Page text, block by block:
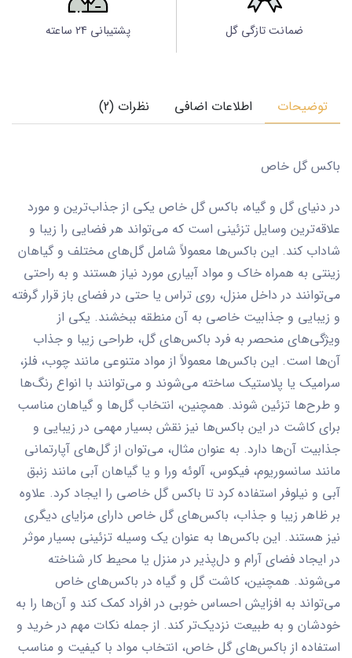
ضمانت تازگی گل پشتیبانی 24 ساعته
توضیحات اطلاعات اضافی نظرات (2)
باکس گل خاص
در دنیای گل و گیاه، باکس گل خاص یکی از جذاب‌ترین و مورد
علاقه‌ترین وسایل تزئینی است که می‌تواند هر فضایی را زیبا و
شاداب کند. این باکس‌ها معمولاً شامل گل‌های مختلف و گیاهان
زینتی به همراه خاک و مواد آبیاری مورد نیاز هستند و به راحتی
می‌توانند در داخل منزل، روی تراس یا حتی در فضای باز قرار گرفته
و زیبایی و جذابیت خاصی به آن منطقه ببخشند. یکی از
ویژگی‌های منحصر به فرد باکس‌های گل، طراحی زیبا و جذاب
آن‌ها است. این باکس‌ها معمولاً از مواد متنوعی مانند چوب، فلز،
سرامیک یا پلاستیک ساخته می‌شوند و می‌توانند با انواع رنگ‌ها
و طرح‌ها تزئین شوند. همچنین، انتخاب گل‌ها و گیاهان مناسب
برای کاشت در این باکس‌ها نیز نقش بسیار مهمی در زیبایی و
جذابیت آن‌ها دارد. به عنوان مثال، می‌توان از گل‌های آپارتمانی
مانند سانسوریوم، فیکوس، آلوئه ورا و یا گیاهان آبی مانند زنبق
آبی و نیلوفر استفاده کرد تا باکس گل خاصی را ایجاد کرد. علاوه
بر ظاهر زیبا و جذاب، باکس‌های گل خاص دارای مزایای دیگری
نیز هستند. این باکس‌ها به عنوان یک وسیله تزئینی بسیار موثر
در ایجاد فضای آرام و دل‌پذیر در منزل یا محیط کار شناخته
می‌شوند. همچنین، کاشت گل و گیاه در باکس‌های خاص
می‌تواند به افزایش احساس خوبی در افراد کمک کند و آن‌ها را به
خودشان و به طبیعت نزدیک‌تر کند. از جمله نکات مهم در خرید و
استفاده از باکس‌های گل خاص، انتخاب مواد با کیفیت و مناسب